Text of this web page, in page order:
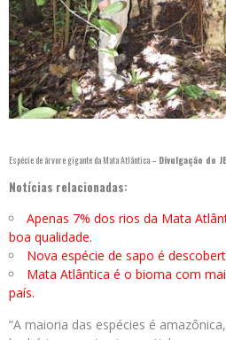
Espécie de árvore gigante da Mata Atlântica – Divulgação do
Notícias relacionadas:
Apenas 7% dos rios da Mata
boa qualidade.
Nova espécie de sapo é
Mata Atlântica é o bioma com
país.
“A maioria das espécies é